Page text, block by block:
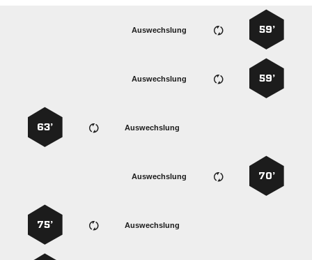
59’
Auswechslung
59’
Auswechslung
Auswechslung
63’
70’
Auswechslung
Auswechslung
75’